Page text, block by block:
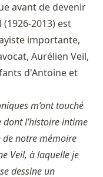
avant de devenir
2013) est
importante,
Aurélien Veil,
d'Antoine et
m’ont touché
dont l’histoire intime
de notre mémoire
Veil, à laquelle je
dessine un